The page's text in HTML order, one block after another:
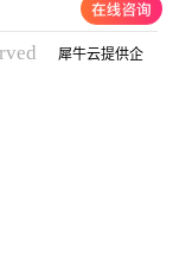
犀牛云提供企